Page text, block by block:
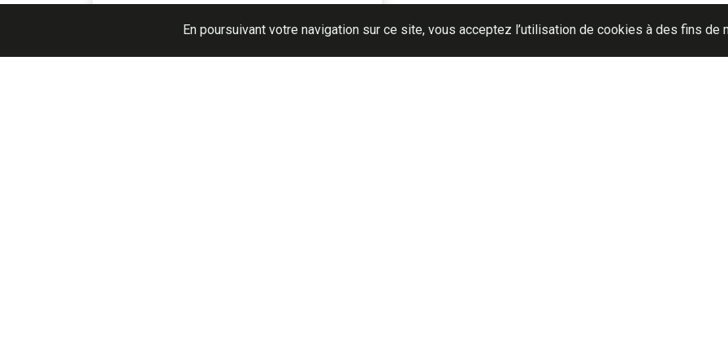
En poursuivant votre navigation sur ce site, vous acceptez l’utilisation de cookies à des fins de